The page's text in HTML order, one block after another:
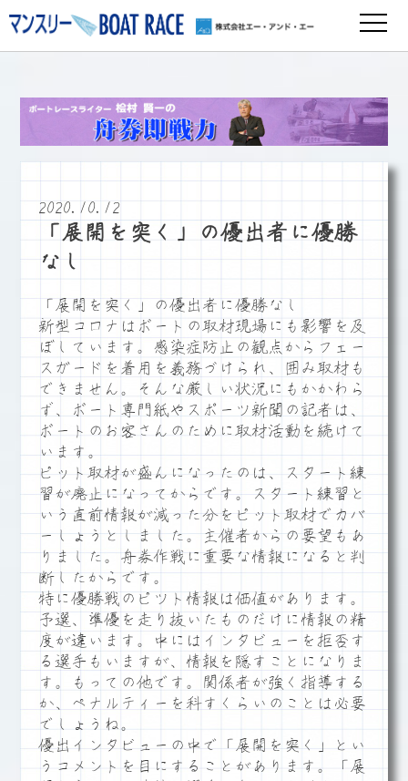
2020.10.12
「展開を突く」の優出者に優勝
なし
「展開を突く」の優出者に優勝なし
新型コロナはボートの取材現場にも影響を及
ぼしています。感染症防止の観点からフェー
スガードを着用を義務づけられ、囲み取材も
できません。そんな厳しい状況にもかかわら
ず、ボート専門紙やスポーツ新聞の記者は、
ボートのお客さんのために取材活動を続けて
います。
ピット取材が盛んになったのは、スタート練
習が廃止になってからです。スタート練習と
いう直前情報が減った分をピット取材でカバ
ーしょうとしました。主催者からの要望もあ
りました。舟券作戦に重要な情報になると判
断したからです。
特に優勝戦のピツト情報は価値があります。
予選、準優を走り抜いたものだけに情報の精
度が違います。中にはインタビューを拒否す
る選手もいますが、情報を隠すことになりま
す。もっての他です。関係者が強く指導する
か、ペナルティーを科すくらいのことは必要
でしょうね。
優出インタビューの中で「展開を突く」とい
うコメントを目にすることがあります。「展